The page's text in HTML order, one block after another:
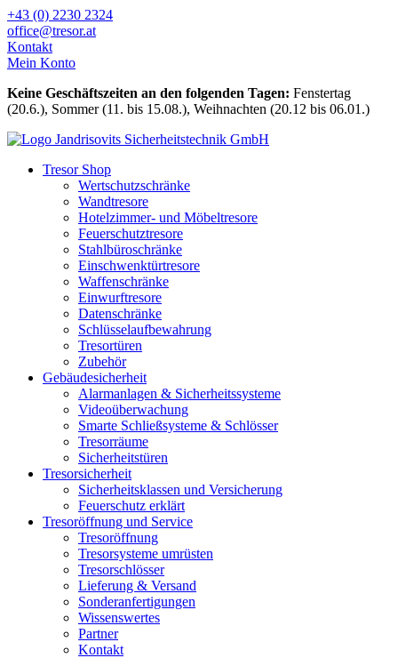
Zum
Inhalt
wechseln
+43 (0) 2230 2324
office@tresor.at
Kontakt
Mein Konto
Keine Geschäftszeiten an den folgenden Tagen: Fenstertag
(20.6.), Sommer (11. bis 15.08.), Weihnachten (20.12 bis 06.01.)
Tresor Shop
Wertschutzschränke
Wandtresore
Hotelzimmer- und Möbeltresore
Feuerschutztresore
Stahlbüroschränke
Einschwenktürtresore
Waffenschränke
Einwurftresore
Datenschränke
Schlüsselaufbewahrung
Tresortüren
Zubehör
Gebäudesicherheit
Alarmanlagen & Sicherheitssysteme
Videoüberwachung
Smarte Schließsysteme & Schlösser
Tresorräume
Sicherheitstüren
Tresorsicherheit
Sicherheitsklassen und Versicherung
Feuerschutz erklärt
Tresoröffnung und Service
Tresoröffnung
Tresorsysteme umrüsten
Tresorschlösser
Lieferung & Versand
Sonderanfertigungen
Wissenswertes
Partner
Kontakt